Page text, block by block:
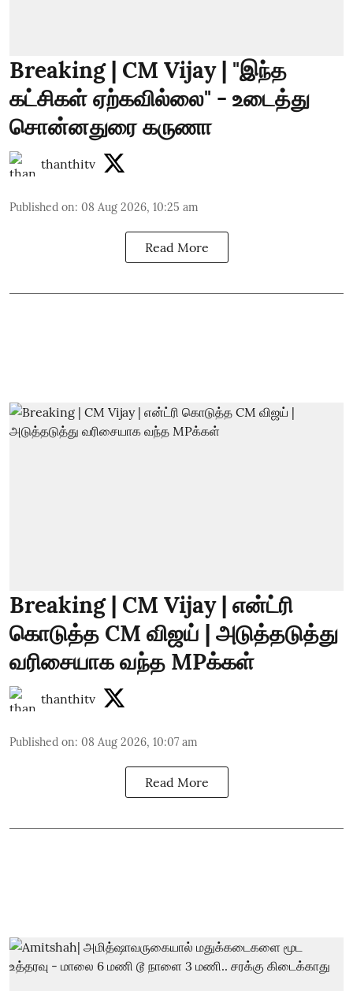
Breaking | CM Vijay | "இந்த
கட்சிகள் ஏற்கவில்லை" - உடைத்து
சொன்னதுரை கருணா
thanthitv
Published on: 08 Aug 2026, 10:25 am
Read More
Breaking | CM Vijay | என்ட்ரி
கொடுத்த CM விஜய் | அடுத்தடுத்து
வரிசையாக வந்த MPக்கள்
thanthitv
Published on: 08 Aug 2026, 10:07 am
Read More